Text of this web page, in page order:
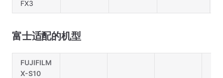
FX3
富士适配的机型
FUJIFILM
X-S10